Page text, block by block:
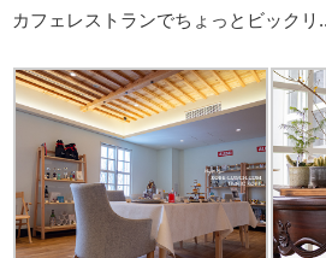
カフェレストランでちょっとビックリ...